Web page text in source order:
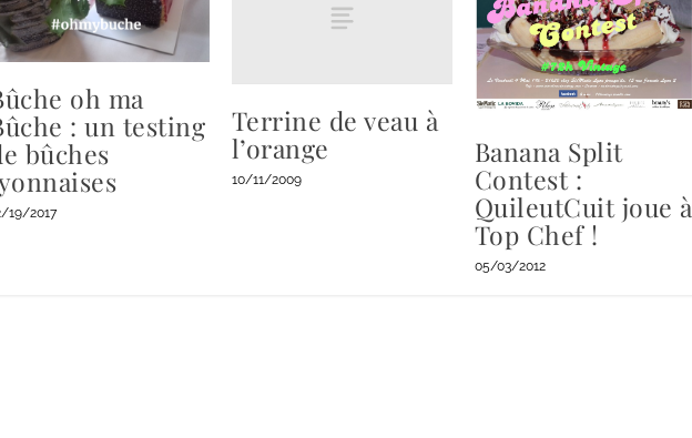
oh ma
: un testing
bûches
19/2017
Terrine de veau à
l’orange
10/11/2009
Banana Split
Contest :
QuileutCuit joue à
Top Chef !
05/03/2012